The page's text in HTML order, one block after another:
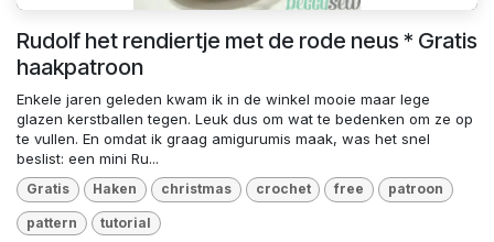
Rudolf het rendiertje met de rode neus * Gratis
haakpatroon
Enkele jaren geleden kwam ik in de winkel mooie maar lege
glazen kerstballen tegen. Leuk dus om wat te bedenken om ze op
te vullen. En omdat ik graag amigurumis maak, was het snel
beslist: een mini Ru...
Gratis Haken christmas crochet free patroon
pattern tutorial